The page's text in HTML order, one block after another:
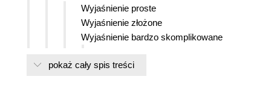
Wyjaśnienie proste
Wyjaśnienie złożone
Wyjaśnienie bardzo skomplikowane
System binarny
pokaż cały spis treści